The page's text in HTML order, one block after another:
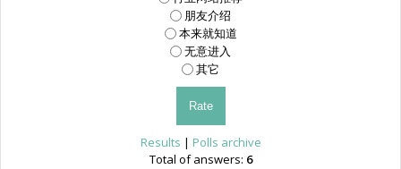
朋友介绍
本来就知道
无意进入
其它
Results | Polls archive
Total of answers: 6